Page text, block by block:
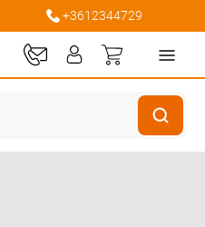
+3612344729
Kosaram